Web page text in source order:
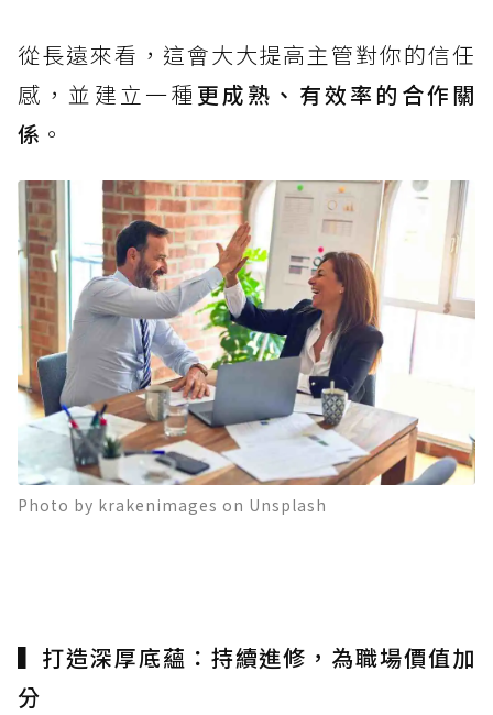
從長遠來看，這會大大提高主管對你的信任
感，並建立一種 更成熟、有效率的合作關
係 。
Photo by krakenimages on Unsplash
▍打造深厚底蘊：持續進修，為職場價值加
分